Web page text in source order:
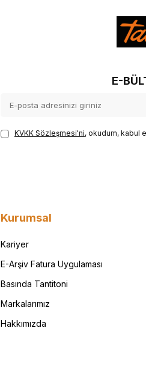
E-
KVKK Sözleşmesi'ni, okudum, kabul
Kurumsal
Kariyer
E-Arşiv Fatura Uygulaması
Basında Tantitoni
Markalarımız
Hakkımızda